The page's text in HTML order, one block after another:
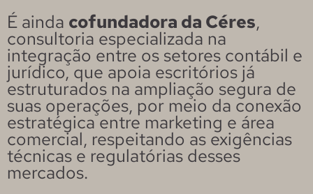
É ainda cofundadora da Céres,
consultoria especializada na
integração entre os setores contábil e
jurídico, que apoia escritórios já
estruturados na ampliação segura de
suas operações, por meio da conexão
estratégica entre marketing e área
comercial, respeitando as exigências
técnicas e regulatórias desses
mercados.